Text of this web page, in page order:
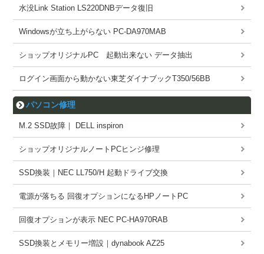
水没Link Station LS220DNBデータ復旧
Windowsが立ち上がらない PC-DA970MAB
ショップオリジナルPC 起動出来ない データ抽出
ログイン画面から動かない東芝ダイナブックT350/56BB
パソコン修理
M.2 SSD故障｜ DELL inspiron
ショップオリジナルノートPCヒンジ修理
SSD換装｜NEC LL750/H 起動ドライブ交換
電源が落ちる 回復オプションになるHPノートPC
回復オプションが表示 NEC PC-HA970RAB
SSD換装とメモリー増設｜dynabook AZ25